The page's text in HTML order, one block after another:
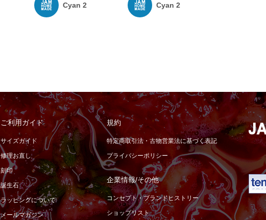
Cyan 2 Cyan 2
ご利用ガイド
サイズガイド
修理お直し
刻印
誕生石
ラッピングについて
メールマガジン
規約
特定商取引法・古物営業法に基づく表記
プライバシーポリシー
企業情報/その他
コンセプト・ブランドヒストリー
ショップリスト